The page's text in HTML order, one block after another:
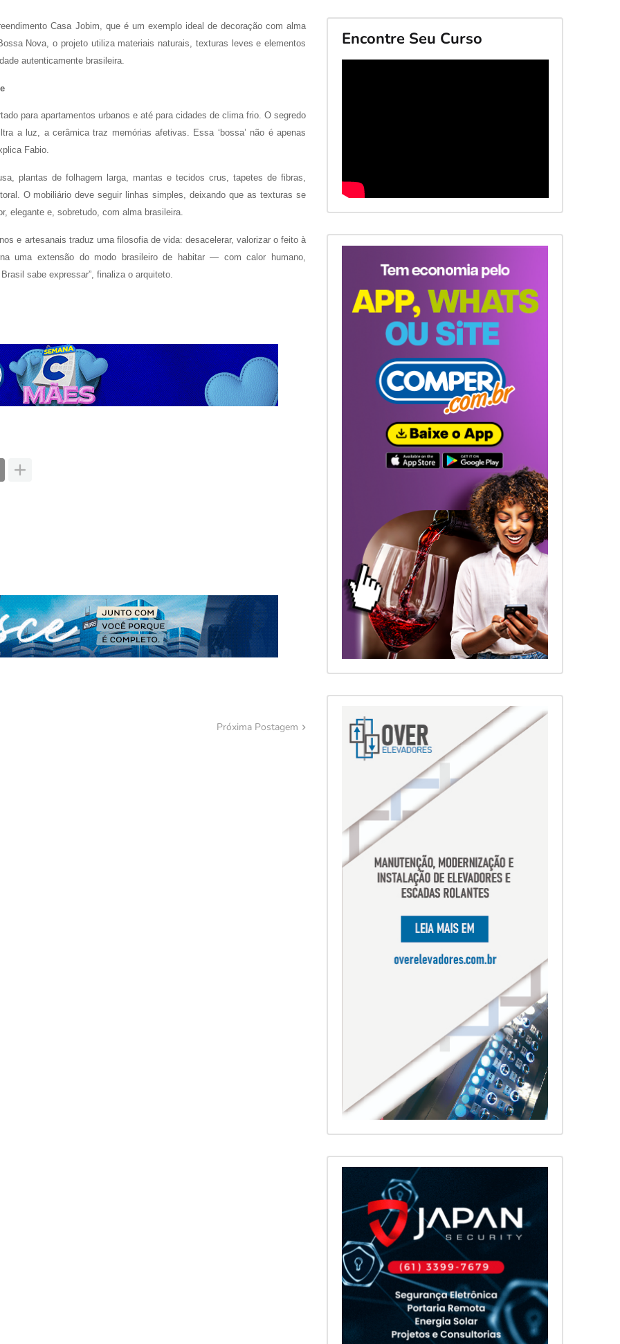
Casa Jobim, que é um exemplo ideal de decoração com alma
Nova, o projeto utiliza materiais naturais, texturas leves e elementos
autenticamente brasileira.
para apartamentos urbanos e até para cidades de clima frio. O segredo
a luz, a cerâmica traz memórias afetivas. Essa ‘bossa’ não é apenas
Fabio.
plantas de folhagem larga, mantas e tecidos crus, tapetes de fibras,
O mobiliário deve seguir linhas simples, deixando que as texturas se
elegante e, sobretudo, com alma brasileira.
e artesanais traduz uma filosofia de vida: desacelerar, valorizar o feito à
uma extensão do modo brasileiro de habitar — com calor humano,
sabe expressar”, finaliza o arquiteto.
Próxima Postagem
Encontre Seu Curso